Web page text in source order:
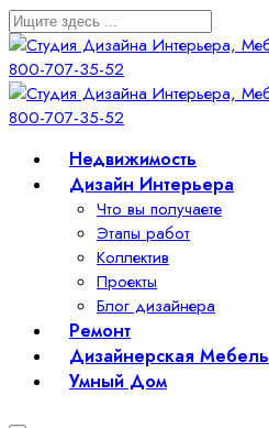
Недвижимость
Дизайн Интерьера
Что вы получаете
Этапы работ
Коллектив
Проекты
Блог дизайнера
Ремонт
Дизайнерская Мебель
Умный Дом